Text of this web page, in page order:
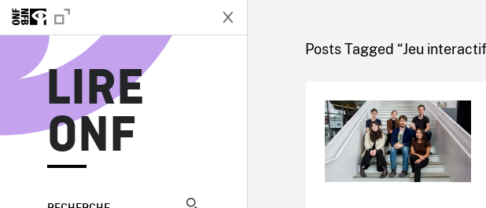
LIRE
ONF
LIRE
Posts Tagged “Jeu